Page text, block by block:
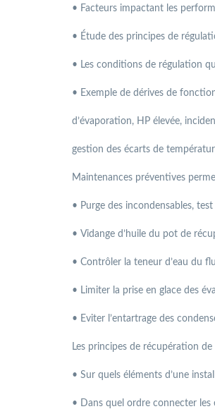
• Facteurs impactant les
• Étude des principes de
• Les conditions de régulation
• Exemple de dérives de
d’évaporation, HP élevée,
gestion des écarts de
Maintenances préventives
• Purge des incondensables,
• Vidange d’huile du pot de
• Contrôler la teneur d’eau du
• Limiter la prise en glace des
• Eviter l’entartrage des
Les principes de récupération de
• Sur quels éléments d’une
• Dans quel ordre connecter